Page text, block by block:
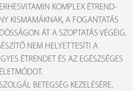
KOMPLEX ÉTREND-
KISMAMÁKNAK, A FOGANTATÁS
ÁT A SZOPTATÁS VÉGÉIG.
NEM HELYETTESÍTI A
ÉTRENDET ÉS AZ EGÉSZSÉGES
ÉLETMÓDOT.
BETEGSÉG KEZELÉSÉRE,